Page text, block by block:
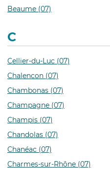
Beaume (07)
C
Cellier-du-Luc (07)
Chalencon (07)
Chambonas (07)
Champagne (07)
Champis (07)
Chandolas (07)
Chanéac (07)
Charmes-sur-Rhône (07)